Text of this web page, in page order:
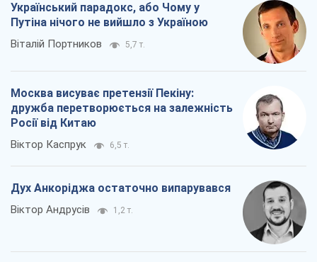
Український парадокс, або Чому у
Путіна нічого не вийшло з Україною
Віталій Портников 5,7 т.
Москва висуває претензії Пекіну:
дружба перетворюється на залежність
Росії від Китаю
Віктор Каспрук 6,5 т.
Дух Анкоріджа остаточно випарувався
Віктор Андрусів 1,2 т.